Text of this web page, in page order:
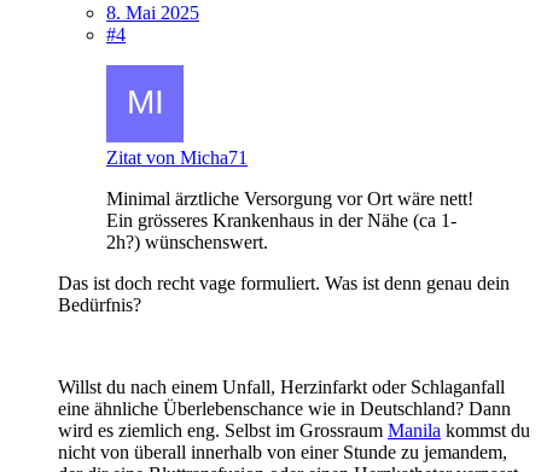
8. Mai 2025
#4
Zitat von Micha71
Minimal ärztliche Versorgung vor Ort wäre nett!
Ein grösseres Krankenhaus in der Nähe (ca 1-
2h?) wünschenswert.
Das ist doch recht vage formuliert. Was ist denn genau dein
Bedürfnis?
Willst du nach einem Unfall, Herzinfarkt oder Schlaganfall
eine ähnliche Überlebenschance wie in Deutschland? Dann
wird es ziemlich eng. Selbst im Grossraum Manila kommst du
nicht von überall innerhalb von einer Stunde zu jemandem,